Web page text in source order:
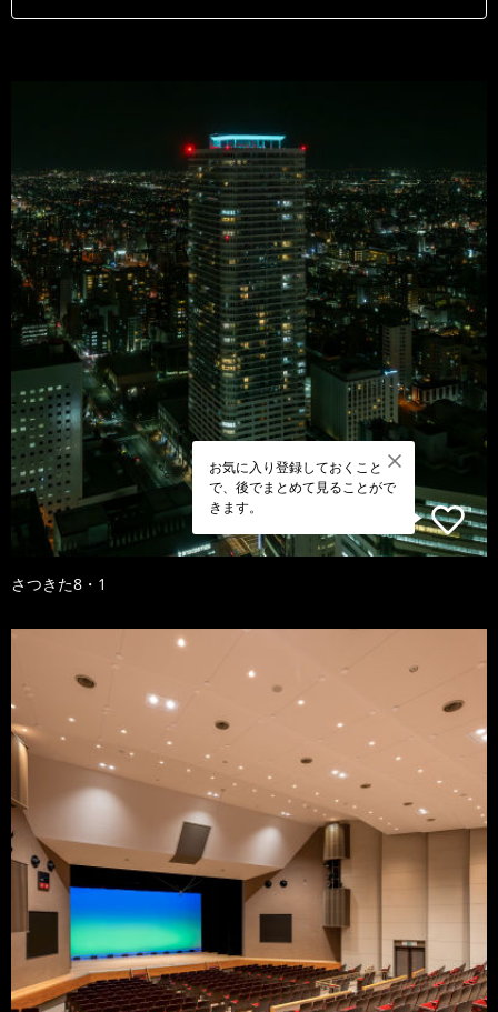
お気に入り登録しておくこと
で、後でまとめて見ることがで
きます。
さつきた8・1